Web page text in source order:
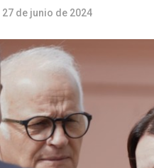
27 de junio de 2024